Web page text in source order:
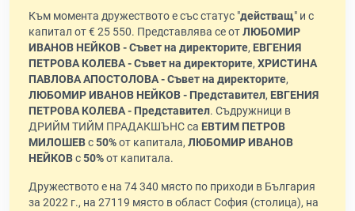
Към момента дружеството е със статус "действащ" и с
капитал от € 25 550. Представлява се отЛЮБОМИР
ИВАНОВ НЕЙКОВ - Съвет на директорите, ЕВГЕНИЯ
ПЕТРОВА КОЛЕВА - Съвет на директорите, ХРИСТИНА
ПАВЛОВА АПОСТОЛОВА - Съвет на директорите,
ЛЮБОМИР ИВАНОВ НЕЙКОВ - Представител, ЕВГЕНИЯ
ПЕТРОВА КОЛЕВА - Представител. Съдружници в
ДРИЙМ ТИЙМ ПРАДАКШЪНС са ЕВТИМ ПЕТРОВ
МИЛОШЕВс50%от капитала, ЛЮБОМИР ИВАНОВ
НЕЙКОВс50%от капитала.
Дружеството е на 74 340 място по приходи в България
за 2022 г., на 27119 място в област София (столица), на